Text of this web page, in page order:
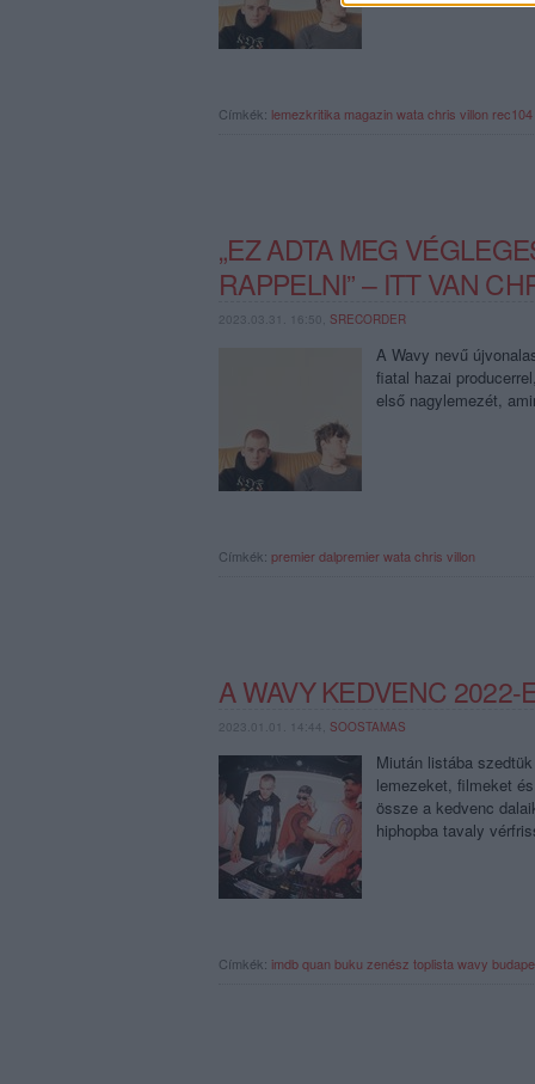
Címkék: lemezkritika magazin wata chris villon rec104
„EZ ADTA MEG
RAPPELNI” – ITT VAN
2023.03.31. 16:50, SRECORDER
A Wavy nevű
fiatal hazai
első nagylemezét,
Címkék: premierdalpremierwata chris villon
A WAVY KEDVENC 2022-
2023.01.01. 14:44, SOOSTAMAS
Miután listába
lemezeket, filmeket
össze a kedvenc
hiphopba tavaly
Címkék: imdbquan buku zenész toplista wavy